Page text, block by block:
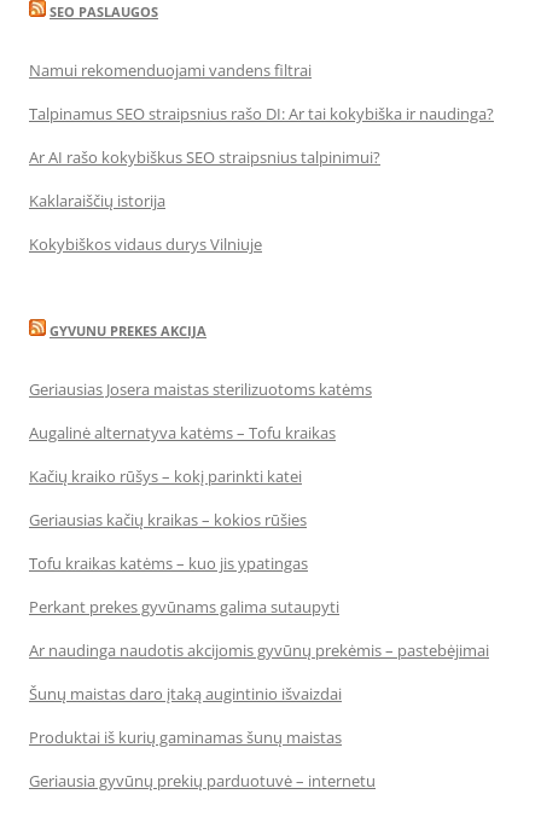
SEO PASLAUGOS
Namui rekomenduojami vandens filtrai
Talpinamus SEO straipsnius rašo DI: Ar tai kokybiška ir naudinga?
Ar AI rašo kokybiškus SEO straipsnius talpinimui?
Kaklaraiščių istorija
Kokybiškos vidaus durys Vilniuje
GYVUNU PREKES AKCIJA
Geriausias Josera maistas sterilizuotoms katėms
Augalinė alternatyva katėms – Tofu kraikas
Kačių kraiko rūšys – kokį parinkti katei
Geriausias kačių kraikas – kokios rūšies
Tofu kraikas katėms – kuo jis ypatingas
Perkant prekes gyvūnams galima sutaupyti
Ar naudinga naudotis akcijomis gyvūnų prekėmis – pastebėjimai
Šunų maistas daro įtaką augintinio išvaizdai
Produktai iš kurių gaminamas šunų maistas
Geriausia gyvūnų prekių parduotuvė – internetu